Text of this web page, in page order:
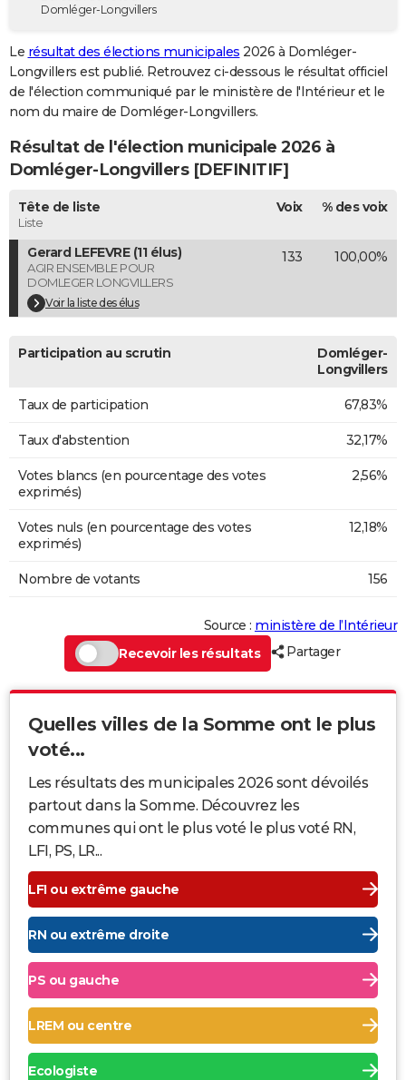
Destinations
City break
Voyage nature
Voyage de noces
Forum
GUIDES D'ACHAT
BONS PLANS
Carte de Noël
Carte Bonne année
Carte Saint-Valentin
Carte Pâques
Carte d'anniversaire
DICTIONNAIRE
Dictionnaire
Biographies
Citations
Expressions
Proverbes
PROGRAMME TV
COPAINS D'AVANT
S'inscrire
Se connecter
Lycées
Collèges
Primaires
Universités
Entreprises
Service militaire
Avis de recherche
AVIS DE DÉCÈS
FORUM
Bricolage
Lifestyle
Culture
Sport
Auto
Television
Voyage
Cinema
Domléger-Longvillers
Le résultat des élections municipales 2026 à Domléger-
Longvillers est publié. Retrouvez ci-dessous le résultat officiel
de l'élection communiqué par le ministère de l'Intérieur et le
nom du maire de Domléger-Longvillers.
Résultat de l'élection municipale 2026 à
Domléger-Longvillers [DEFINITIF]
Tête de liste
Liste
Voix % des voix
Gerard LEFEVRE (11 élus)
AGIR ENSEMBLE POUR
DOMLEGER LONGVILLERS
Voir la liste des élus
133 100,00%
Participation au scrutin
Domléger-
Longvillers
Taux de participation 67,83%
Taux d'abstention 32,17%
Votes blancs (en pourcentage des votes
exprimés)
2,56%
Votes nuls (en pourcentage des votes
exprimés)
12,18%
Nombre de votants 156
Source : ministère de l’Intérieur
Recevoir les résultats
Partager
Quelles villes de la Somme ont le plus
voté...
Les résultats des municipales 2026 sont dévoilés
partout dans la Somme. Découvrez les
communes qui ont le plus voté le plus voté RN,
LFI, PS, LR...
LFI ou extrême gauche
RN ou extrême droite
PS ou gauche
LREM ou centre
Ecologiste